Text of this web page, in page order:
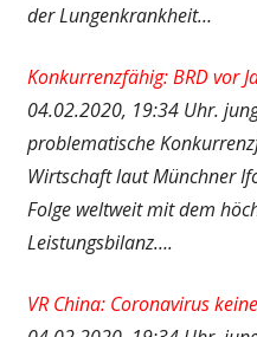
der Lungenkrankheit…
Konkurrenzfähig: BRD vor
04.02.2020, 19:34 Uhr.
problematische
Wirtschaft laut Münchner
Folge weltweit mit dem
Leistungsbilanz….
VR China: Coronavirus